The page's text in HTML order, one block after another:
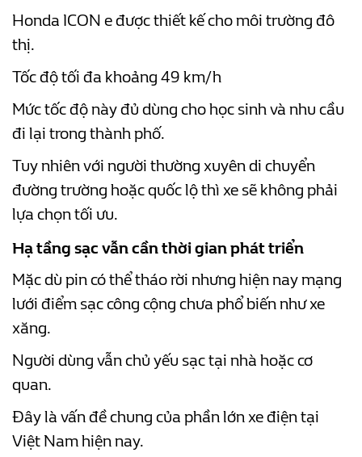
Honda ICON e được thiết kế cho môi trường đô
thị.
Tốc độ tối đa khoảng 49 km/h
Mức tốc độ này đủ dùng cho học sinh và nhu cầu
đi lại trong thành phố.
Tuy nhiên với người thường xuyên di chuyển
đường trường hoặc quốc lộ thì xe sẽ không phải
lựa chọn tối ưu.
Hạ tầng sạc vẫn cần thời gian phát triển
Mặc dù pin có thể tháo rời nhưng hiện nay mạng
lưới điểm sạc công cộng chưa phổ biến như xe
xăng.
Người dùng vẫn chủ yếu sạc tại nhà hoặc cơ
quan.
Đây là vấn đề chung của phần lớn xe điện tại
Việt Nam hiện nay.